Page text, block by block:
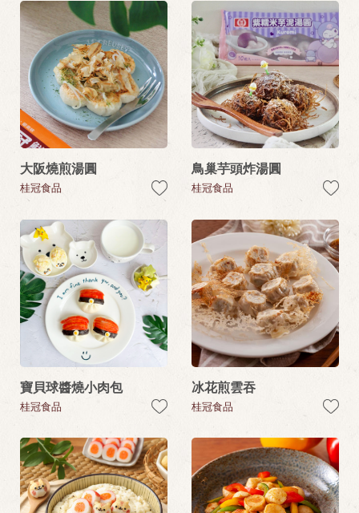
大阪燒煎湯圓
桂冠食品
鳥巢芋頭炸湯圓
桂冠食品
寶貝球醬燒小肉包
桂冠食品
冰花煎雲吞
桂冠食品